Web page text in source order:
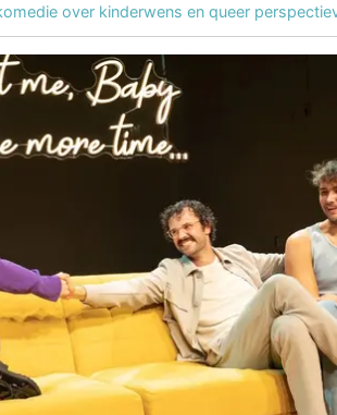
over kinderwens en queer